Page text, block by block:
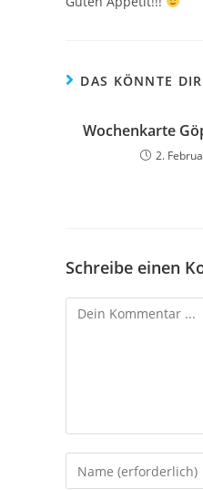
DAS KÖNNTE
Wochenkarte
2.
Schreibe einen